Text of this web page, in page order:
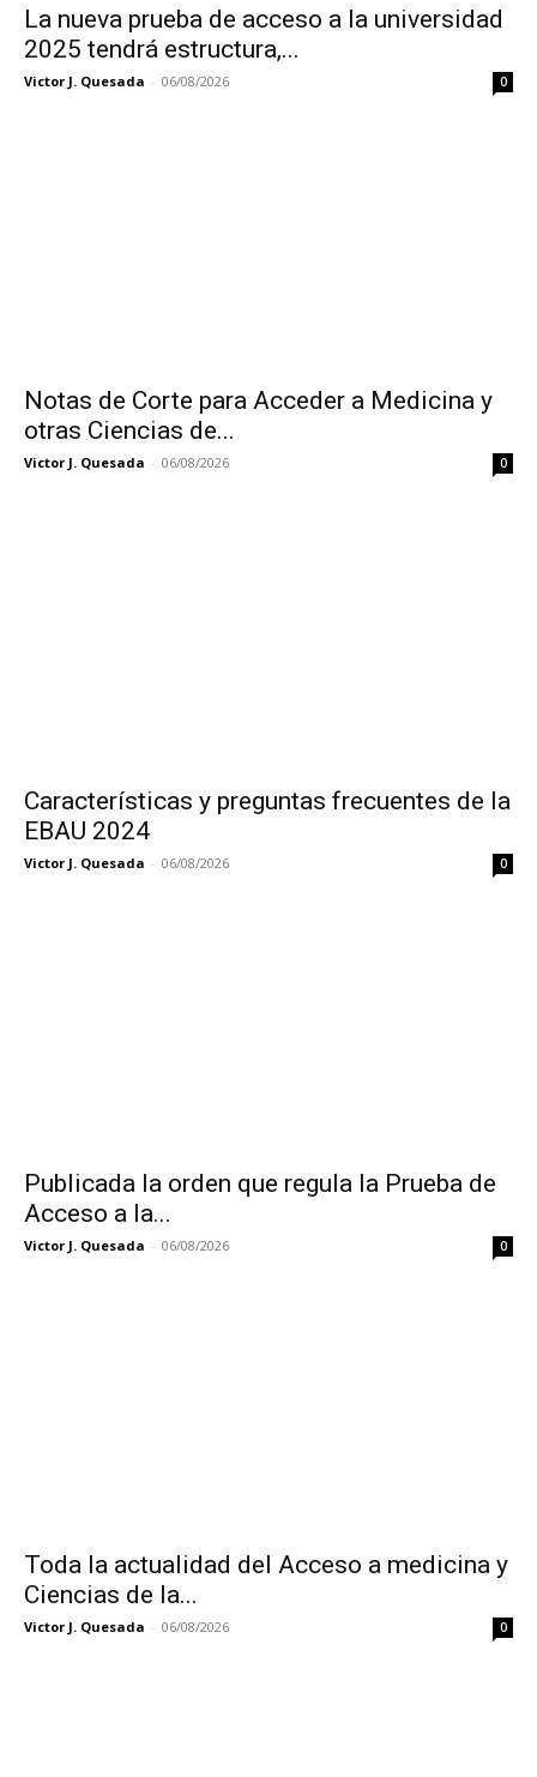
La nueva prueba de acceso a la universidad
2025 tendrá estructura,...
Victor J. Quesada - 06/08/2026 0
Notas de Corte para Acceder a Medicina y
otras Ciencias de...
Victor J. Quesada - 06/08/2026 0
Características y preguntas frecuentes de la
EBAU 2024
Victor J. Quesada - 06/08/2026 0
Publicada la orden que regula la Prueba de
Acceso a la...
Victor J. Quesada - 06/08/2026 0
Toda la actualidad del Acceso a medicina y
Ciencias de la...
Victor J. Quesada - 06/08/2026 0